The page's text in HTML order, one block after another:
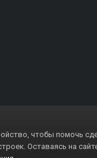
чтобы помочь
Оставаясь на